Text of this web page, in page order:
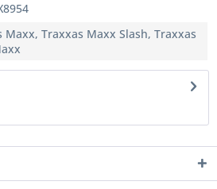
Maxx, Traxxas Maxx Slash, Traxxas